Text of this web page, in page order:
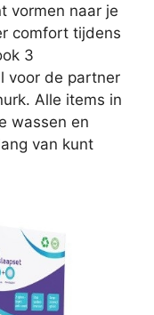
vormen naar je
comfort tijdens
3
voor de partner
Alle items in
wassen en
van kunt